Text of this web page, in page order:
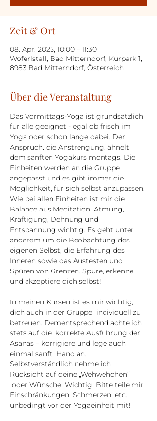
Zeit & Ort
08. Apr. 2025, 10:00 – 11:30
Woferlstall, Bad Mitterndorf, Kurpark 1,
8983 Bad Mitterndorf, Österreich
Über die Veranstaltung
Das Vormittags-Yoga ist grundsätzlich
für alle geeignet - egal ob frisch im
Yoga oder schon lange dabei. Der
Anspruch, die Anstrengung, ähnelt
dem sanften Yogakurs montags. Die
Einheiten werden an die Gruppe
angepasst und es gibt immer die
Möglichkeit, für sich selbst anzupassen.
Wie bei allen Einheiten ist mir die
Balance aus Meditation, Atmung,
Kräftigung, Dehnung und
Entspannung wichtig. Es geht unter
anderem um die Beobachtung des
eigenen Selbst, die Erfahrung des
Inneren sowie das Austesten und
Spüren von Grenzen. Spüre, erkenne
und akzeptiere dich selbst!
In meinen Kursen ist es mir wichtig,
dich auch in der Gruppe  individuell zu
betreuen. Dementsprechend achte ich
stets auf die  korrekte Ausführung der
Asanas – korrigiere und lege auch
einmal sanft  Hand an.
Selbstverständlich nehme ich
Rücksicht auf deine „Wehwehchen“
oder Wünsche. Wichtig: Bitte teile mir
Einschränkungen, Schmerzen, etc.
unbedingt vor der Yogaeinheit mit!